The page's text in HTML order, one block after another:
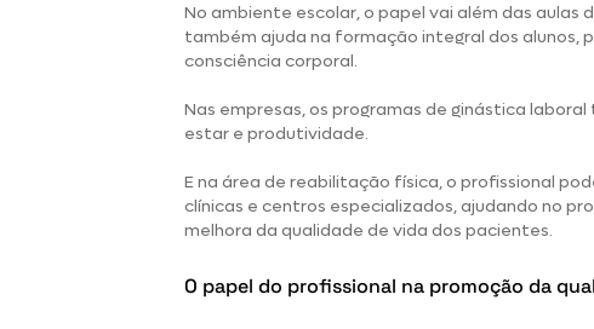
No ambiente escolar, o papel vai além das aulas
também ajuda na formação integral dos alunos,
consciência corporal.
Nas empresas, os programas de ginástica
estar e produtividade.
E na área de reabilitação física, o profissional
clínicas e centros especializados, ajudando no
melhora da qualidade de vida dos pacientes.
O papel do profissional na promoção da